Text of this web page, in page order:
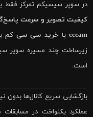
در سوپر سیسیکم تمرکز فقط بر
کیفیت تصویر و سرعت
cccam یا خرید سی سی کم
زیرساخت چند مسیره سوپر
است.
عملکرد یکنواخت در